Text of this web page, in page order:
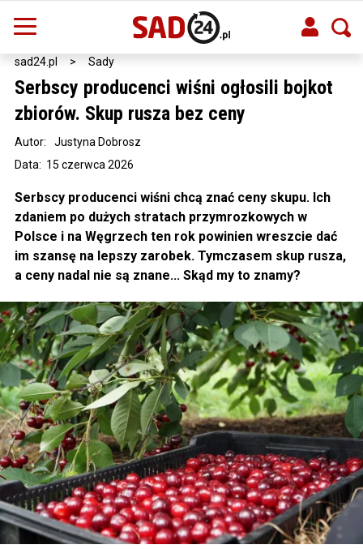
sad24.pl > Sady
Serbscy producenci wiśni ogłosili bojkot
zbiorów. Skup rusza bez ceny
Data: 15 czerwca 2026
Autor: Justyna Dobrosz
Serbscy producenci wiśni chcą znać ceny skupu. Ich
zdaniem po dużych stratach przymrozkowych w
Polsce i na Węgrzech ten rok powinien wreszcie dać
im szansę na lepszy zarobek. Tymczasem skup rusza,
a ceny nadal nie są znane... Skąd my to znamy?